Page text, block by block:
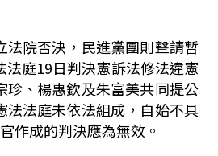
法院否決，民進黨團則聲請暫
法庭19日判決憲訴法修法違憲
珍、楊惠欽及朱富美共同提公
法法庭未依法組成，自始不具
作成的判決應為無效。